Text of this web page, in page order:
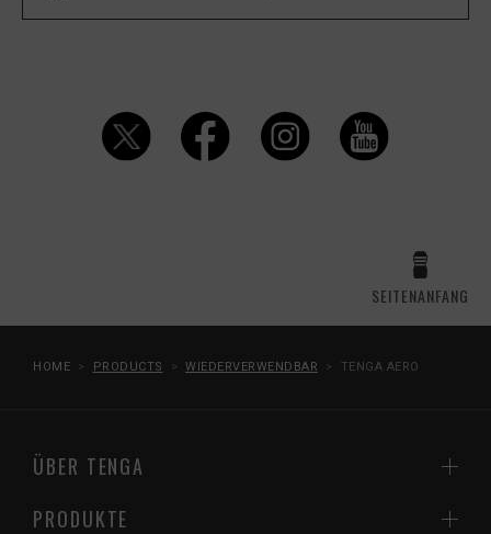
SEITENANFANG
HOME PRODUCTS WIEDERVERWENDBAR TENGA AERO
ÜBER TENGA
PRODUKTE